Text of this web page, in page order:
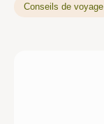
Conseils de voyage